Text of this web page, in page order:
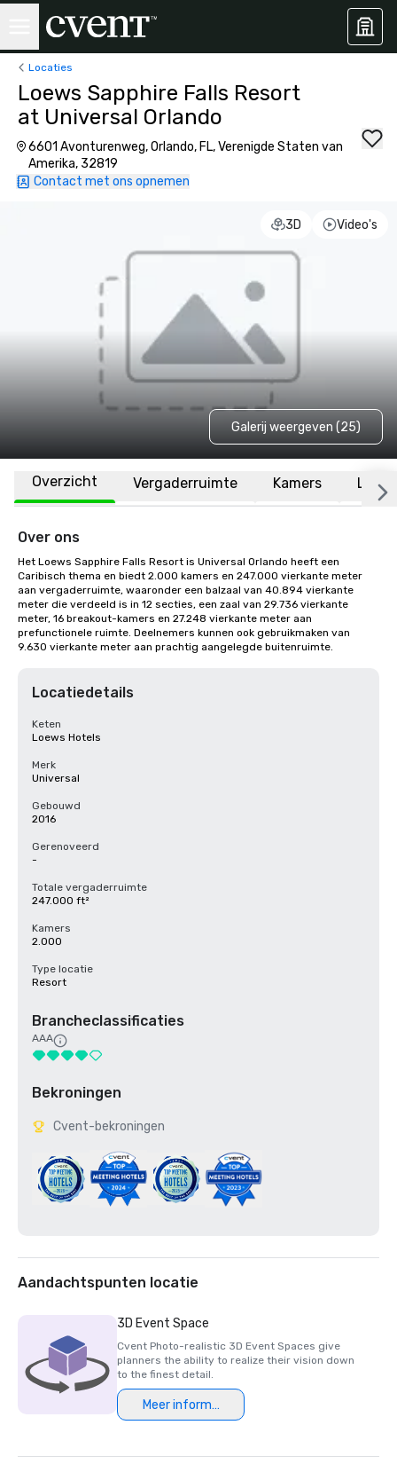
Locaties
Loews Sapphire Falls Resort
at Universal Orlando
6601 Avonturenweg, Orlando, FL, Verenigde Staten van
Amerika, 32819
Contact met ons opnemen
3D Video's
Galerij weergeven (25)
Overzicht Vergaderruimte Kamers
Over ons
Het Loews Sapphire Falls Resort is Universal Orlando heeft een
Caribisch thema en biedt 2.000 kamers en 247.000 vierkante meter
aan vergaderruimte, waaronder een balzaal van 40.894 vierkante
meter die verdeeld is in 12 secties, een zaal van 29.736 vierkante
meter, 16 breakout-kamers en 27.248 vierkante meter aan
prefunctionele ruimte. Deelnemers kunnen ook gebruikmaken van
9.630 vierkante meter aan prachtig aangelegde buitenruimte.
Locatiedetails
Keten
Loews Hotels
Merk
Universal
Gebouwd
2016
Gerenoveerd
-
Totale vergaderruimte
247.000 ft²
Kamers
2.000
Type locatie
Resort
Brancheclassificaties
AAA
Bekroningen
Cvent-bekroningen
Aandachtspunten locatie
3D Event Space
Cvent Photo-realistic 3D Event Spaces give
planners the ability to realize their vision down
to the finest detail.
Meer informatie